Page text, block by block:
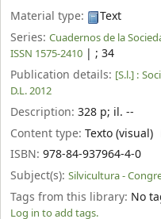
Material type:
Text
Series: Cuadernos de la
ISSN 1575-2410 | ; 34
Publication details: [S.l.] :
D.L. 2012
Description: 328 p; il. --
Content type: Texto (visual)
ISBN: 978-84-937964-4-0
Subject(s): Silvicultura -
Tags from this library: No
Log in to add tags.